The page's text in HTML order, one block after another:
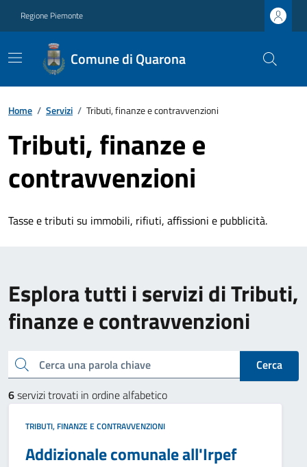
Regione Piemonte
Comune di Quarona
Home / Servizi / Tributi, finanze e contravvenzioni
Tributi, finanze e
contravvenzioni
Tasse e tributi su immobili, rifiuti, affissioni e pubblicità.
Esplora tutti i servizi di Tributi,
finanze e contravvenzioni
Cerca una parola chiave
Cerca
6servizi trovati in ordine alfabetico
TRIBUTI, FINANZE E CONTRAVVENZIONI
Addizionale comunale all'Irpef